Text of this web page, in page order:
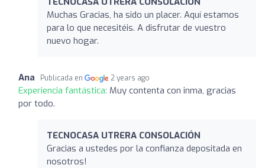
Muchas Gracias, ha sido un placer. Aquí estamos
para lo que necesitéis. A disfrutar de vuestro
nuevo hogar.
Ana Publicada en 2 years ago
Experiencia fantástica: Muy contenta con inma, gracias
por todo.
TECNOCASA UTRERA CONSOLACIÓN
Gracias a ustedes por la confianza depositada en
nosotros!